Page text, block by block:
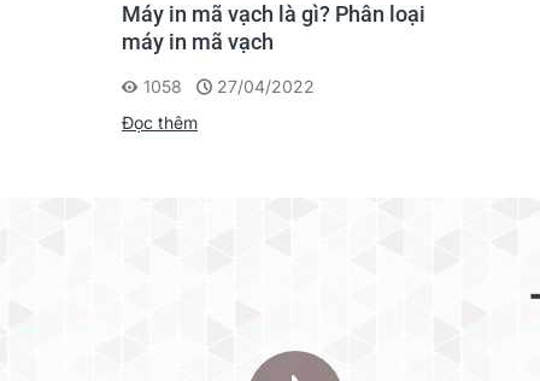
Máy in mã vạch là gì? Phân loại
máy in mã vạch
1058
27/04/2022
Đọc thêm